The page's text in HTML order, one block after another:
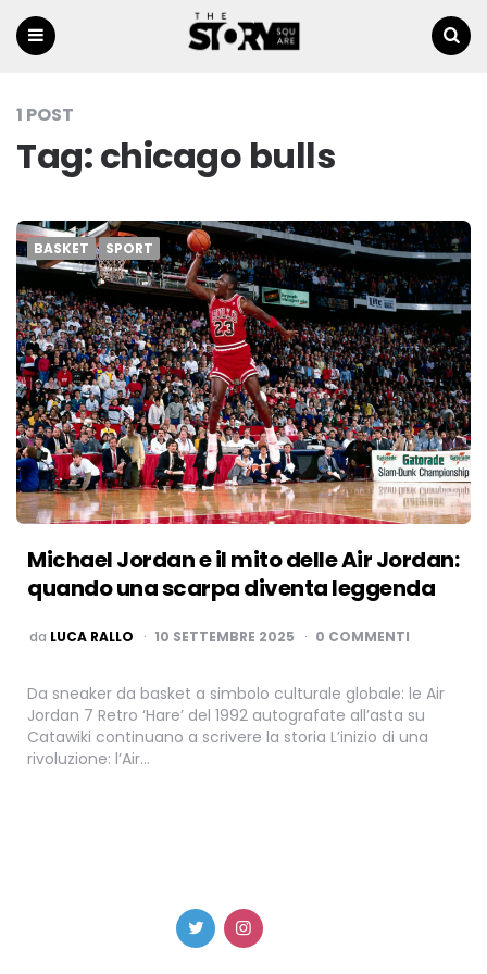
1 POST
Tag:chicago bulls
BASKET SPORT
Michael Jordan e il mito delle Air Jordan:
quando una scarpa diventa leggenda
PUBBLICATO
da LUCA RALLO 10 SETTEMBRE 2025 0 COMMENTI
Da sneaker da basket a simbolo culturale globale: le Air
Jordan 7 Retro ‘Hare’ del 1992 autografate all’asta su
Catawiki continuano a scrivere la storia L’inizio di una
rivoluzione: l’Air…